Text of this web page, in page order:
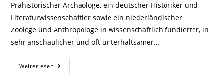
Prähistorischer Archäologe, ein deutscher Historiker und
Literaturwissenschaftler sowie ein niederländischer
Zoologe und Anthropologe in wissenschaftlich fundierter, in
sehr anschaulicher und oft unterhaltsamer…
Weiterlesen Zitate
Und